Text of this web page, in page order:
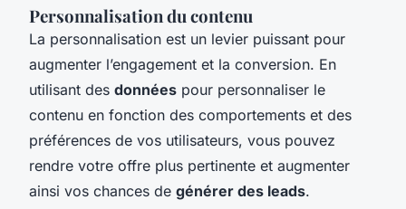
Personnalisation du contenu
La personnalisation est un levier puissant pour
augmenter l’engagement et la conversion. En
utilisant des données pour personnaliser le
contenu en fonction des comportements et des
préférences de vos utilisateurs, vous pouvez
rendre votre offre plus pertinente et augmenter
ainsi vos chances de générer des leads.